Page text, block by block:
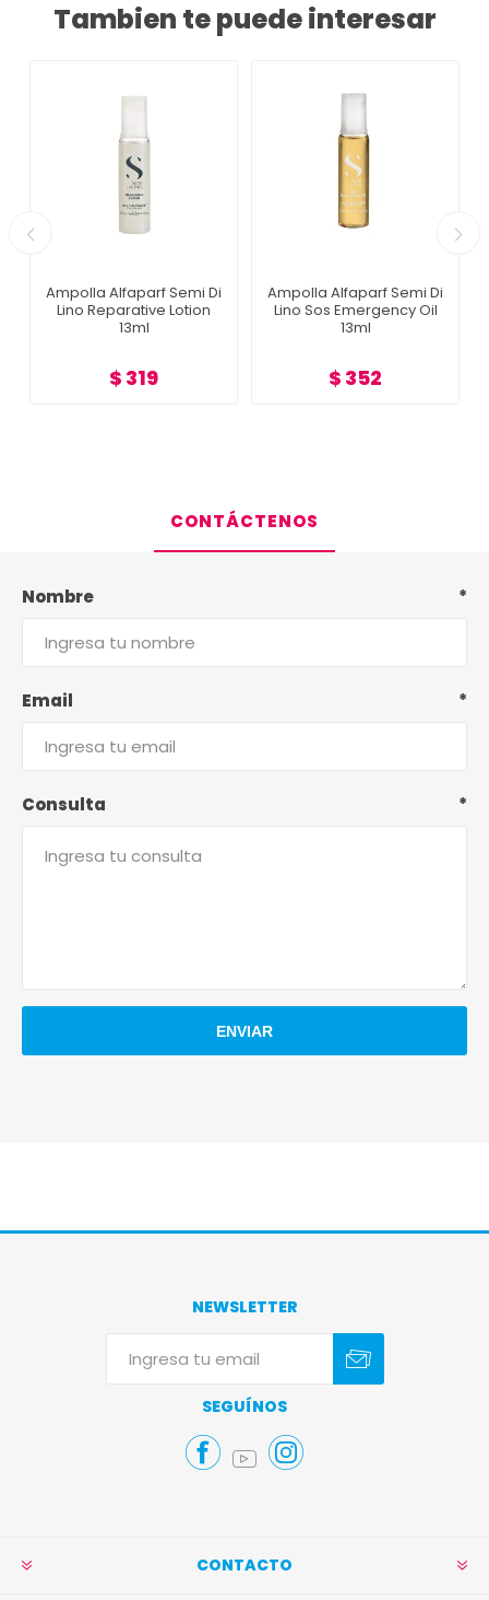
Tambien te puede interesar
Ampolla Alfaparf Semi Di
Lino Reparative Lotion
13ml
$ 319
Ampolla Alfaparf Semi Di
Lino Sos Emergency Oil
13ml
$ 352
CONTÁCTENOS
Nombre *
Email *
Consulta *
NEWSLETTER
SEGUÍNOS
CONTACTO